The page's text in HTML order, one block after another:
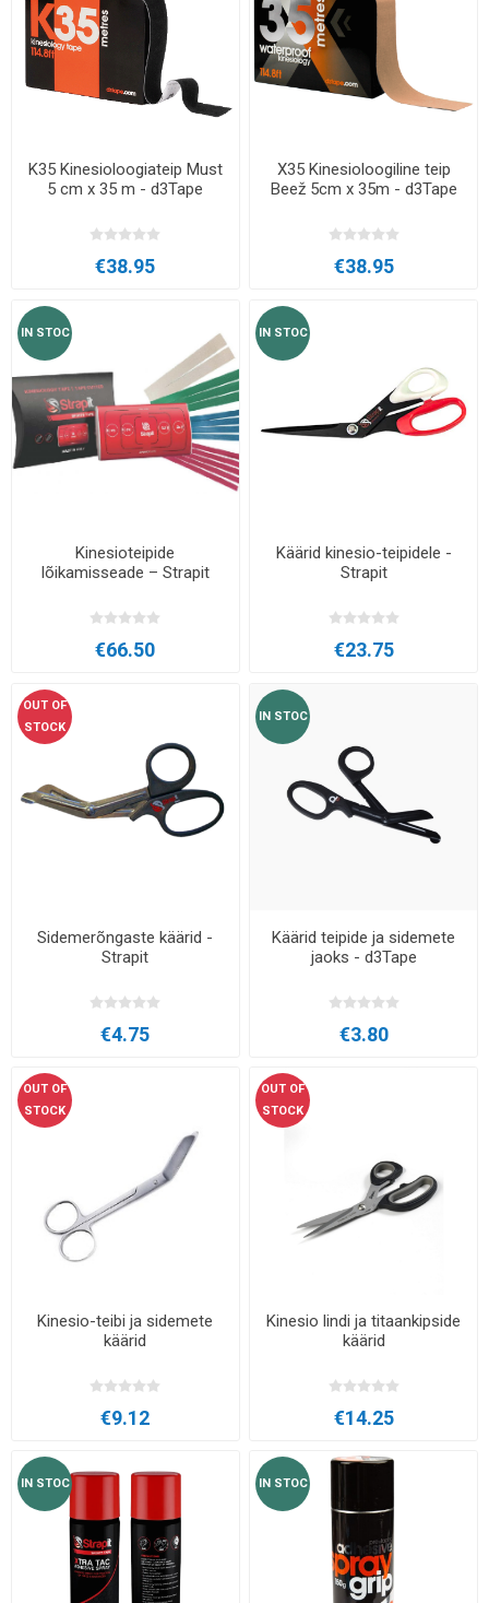
K35 Kinesioloogiateip Must
5 cm x 35 m - d3Tape
€38.95
X35 Kinesioloogiline teip
Beež 5cm x 35m - d3Tape
€38.95
IN STOC
Kinesioteipide
lõikamisseade – Strapit
€66.50
IN STOC
Käärid kinesio-teipidele -
Strapit
€23.75
OUT OF
STOCK
Sidemerõngaste käärid -
Strapit
€4.75
IN STOC
Käärid teipide ja sidemete
jaoks - d3Tape
€3.80
OUT OF
STOCK
Kinesio-teibi ja sidemete
käärid
€9.12
OUT OF
STOCK
Kinesio lindi ja titaankipside
käärid
€14.25
IN STOC IN STOC